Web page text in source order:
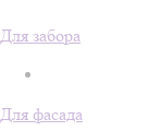
Для забора
Для фасада